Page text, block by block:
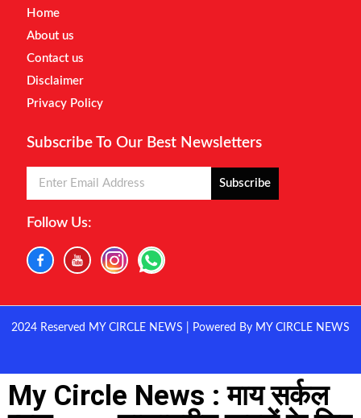
Home
About us
Contact us
Disclaimer
Privacy Policy
Subscribe To Our Best Newsletters
Subscribe
Follow Us:
2024 Reserved MY CIRCLE NEWS | Powered By MY CIRCLE NEWS
My Circle News : माय सर्कल